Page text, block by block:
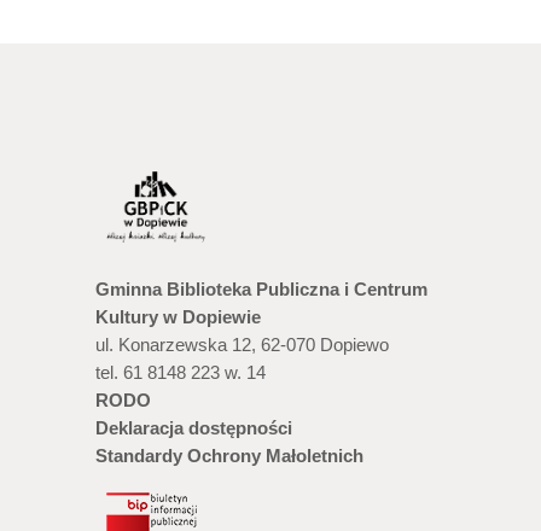
Gminna Biblioteka Publiczna i Centrum
Kultury w Dopiewie
ul. Konarzewska 12, 62-070 Dopiewo
tel. 61 8148 223 w. 14
RODO
Deklaracja dostępności
Standardy Ochrony Małoletnich